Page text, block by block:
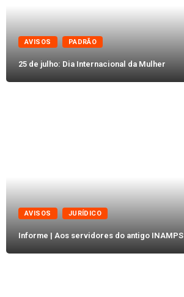
AVISOS PADRÃO
25 de julho: Dia Internacional da Mulher
AVISOS JURÍDICO
Informe | Aos servidores do antigo INAMPS